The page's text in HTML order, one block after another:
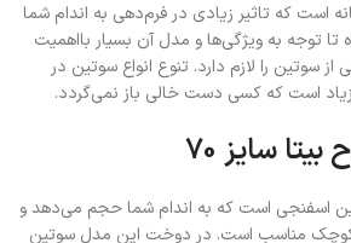
است که تاثیر زیادی در فرم‌دهی به اندام شما
توجه به ویژگی‌ها و مدل آن بسیار بااهمیت
سوتین را لازم دارد. تنوع انواع سوتین در
است که کسی دست خالی باز نمی‌گردد.
سایز 70
اسفنجی است که به اندام شما حجم می‌دهد و
کوچک مناسب است. در دوخت این مدل سوتین